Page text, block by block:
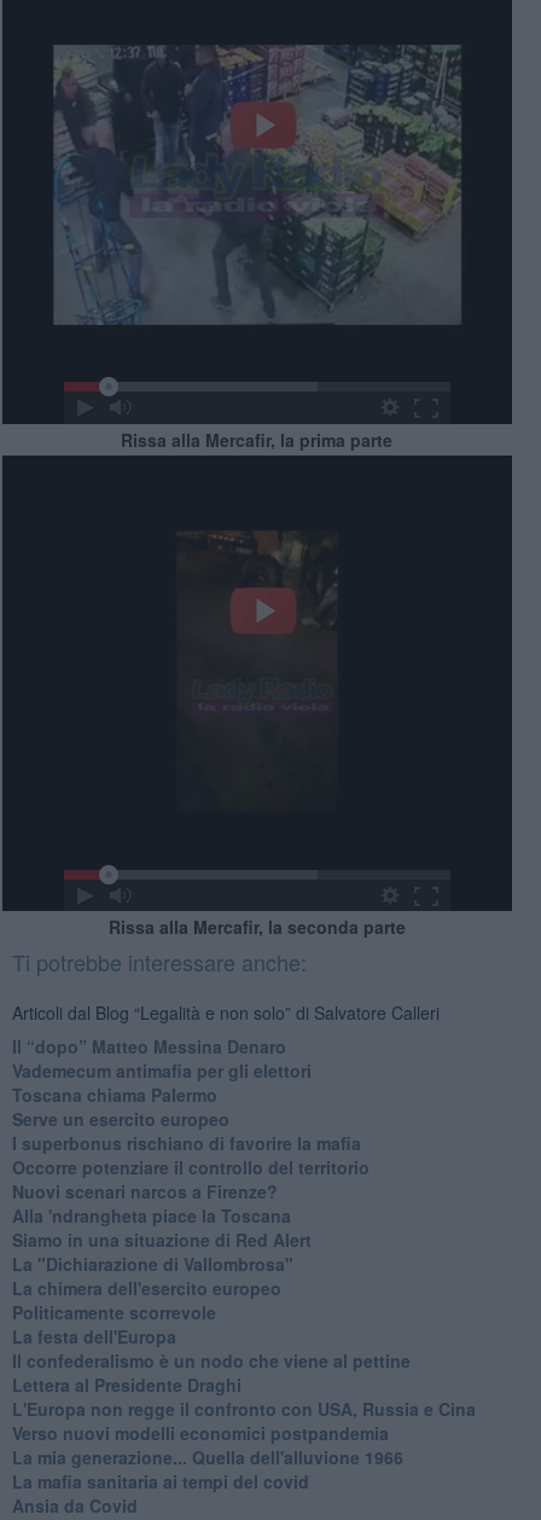
Rissa alla Mercafir, la prima parte
Rissa alla Mercafir, la seconda parte
Ti potrebbe interessare anche:
Articoli dal Blog “Legalità e non solo” di Salvatore Calleri
Il “dopo” Matteo Messina Denaro
Vademecum antimafia per gli elettori
Toscana chiama Palermo
Serve un esercito europeo
I superbonus rischiano di favorire la mafia
Occorre potenziare il controllo del territorio
​Nuovi scenari narcos a Firenze?
Alla 'ndrangheta piace la Toscana
Siamo in una situazione di Red Alert
La "Dichiarazione di Vallombrosa"
La chimera dell'esercito europeo
Politicamente scorrevole
La festa dell'Europa
Il confederalismo è un nodo che viene al pettine
Lettera al Presidente Draghi
L'Europa non regge il confronto con USA, Russia e Cina
Verso nuovi modelli economici postpandemia
​La mia generazione... Quella dell'alluvione 1966
​La mafia sanitaria ai tempi del covid
Ansia da Covid